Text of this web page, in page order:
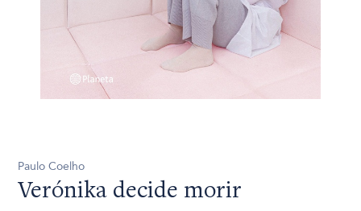
Paulo Coelho
Verónika decide morir